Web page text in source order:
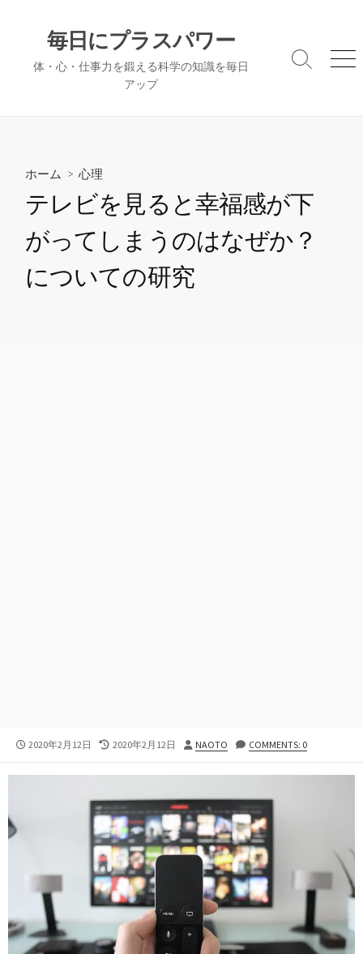
毎日にプラスパワー
体・心・仕事力を鍛える科学の知識を毎日
アップ
検
メ
ホーム > 心理
テレビを見ると幸福感が下
がってしまうのはなぜか？
についての研究
公
日
2020年2月12日
最
更
日
2020年2月12日
投
者
NAOTO COMMENTS: 0